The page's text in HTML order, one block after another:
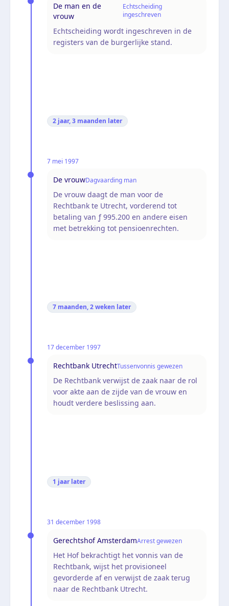
De man en de
vrouw
Echtscheiding
ingeschreven
Echtscheiding wordt ingeschreven in de
registers van de burgerlijke stand.
2 jaar, 3 maanden later
7 mei 1997
De vrouwDagvaarding man
De vrouw daagt de man voor de
Rechtbank te Utrecht, vorderend tot
betaling van ƒ 995.200 en andere eisen
met betrekking tot pensioenrechten.
7 maanden, 2 weken later
17 december 1997
Rechtbank UtrechtTussenvonnis gewezen
De Rechtbank verwijst de zaak naar de rol
voor akte aan de zijde van de vrouw en
houdt verdere beslissing aan.
1 jaar later
31 december 1998
Gerechtshof AmsterdamArrest gewezen
Het Hof bekrachtigt het vonnis van de
Rechtbank, wijst het provisioneel
gevorderde af en verwijst de zaak terug
naar de Rechtbank Utrecht.